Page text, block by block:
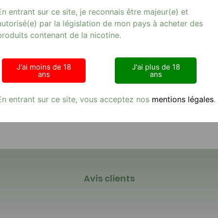
Mg, une e-cigarette offrant un assemblage frais et équilibré de
ce produit de qualité est conçu avec un ratio 50/50 PG/VG
une transition douce vers l’e-cigarette, ce e-liquide de 11 mg
de fruits en visitant notre boutique en ligne. [E-
Avis clients
entrant sur ce site, je reconnais être majeur(e) et
par la législation de mon pays à acheter des
contenant de la nicotine.
J'ai moins de 18
ans
J'ai plus de 18
ans
entrant sur ce site, vous acceptez nos mentions légales.